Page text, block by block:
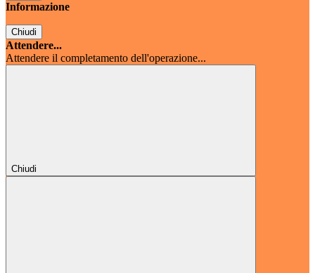
Informazione
Chiudi
Attendere...
Attendere il completamento dell'operazione...
Chiudi